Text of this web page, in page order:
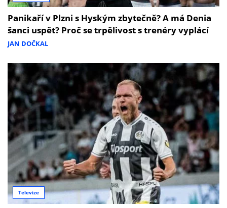
Panikaří v Plzni s Hyským zbytečně? A má Denia
šanci uspět? Proč se trpělivost s trenéry vyplácí
JAN DOČKAL
Televize